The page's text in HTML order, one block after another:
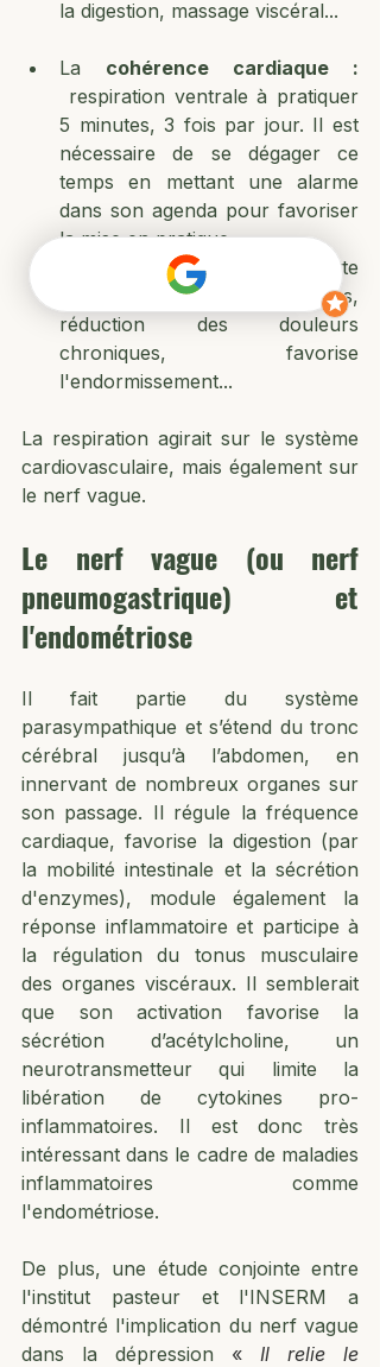
la digestion, massage viscéral...
La
respiration ventrale à pratiquer
5 minutes, 3 fois par jour. Il est
nécessaire de se dégager ce
temps en mettant une alarme
dans son agenda pour favoriser
la mise en pratique.
Les bénéfices de cette
respiration : diminution du stress,
réduction des douleurs
chroniques, favorise
l'endormissement...
La respiration agirait sur le système
cardiovasculaire, mais également sur
le nerf vague.
Le nerf vague (ou nerf
pneumogastrique) et
l'endométriose
Il fait partie du système
parasympathique et s’étend du tronc
cérébral jusqu’à l’abdomen, en
innervant de nombreux organes sur
son passage. Il régule la fréquence
cardiaque, favorise la digestion (par
la mobilité intestinale et la sécrétion
d'enzymes), module également la
réponse inflammatoire et participe à
la régulation du tonus musculaire
des organes viscéraux. Il semblerait
que son activation favorise la
sécrétion d’acétylcholine, un
neurotransmetteur qui limite la
libération de cytokines pro-
inflammatoires. Il est donc très
intéressant dans le cadre de maladies
inflammatoires comme
l'endométriose.
De plus, une étude conjointe entre
l'institut pasteur et l'INSERM a
démontré l'implication du nerf vague
dans la dépression « Il relie le